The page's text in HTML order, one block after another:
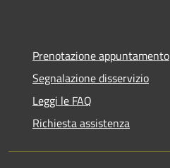
Prenotazione appuntamento
Segnalazione disservizio
Leggi le FAQ
Richiesta assistenza